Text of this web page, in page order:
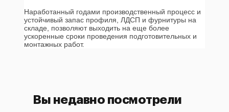
Наработанный годами производственный процесс и
устойчивый запас профиля, ЛДСП и фурнитуры на
складе, позволяют выходить на еще более
ускоренные сроки проведения подготовительных и
монтажных работ.
Вы недавно посмотрели